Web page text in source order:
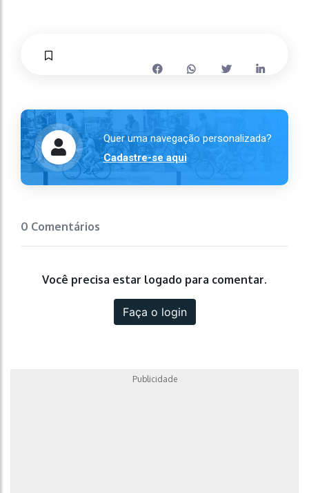
Quer uma navegação personalizada?
Cadastre-se aqui
0 Comentários
Você precisa estar logado para comentar.
Faça o login
Publicidade